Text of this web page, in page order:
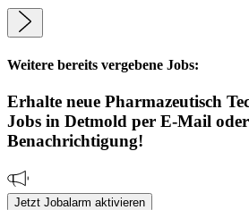
Weitere bereits vergebene Jobs:
Erhalte neue Pharmazeutisch
Jobs in Detmold per E-Mail
Benachrichtigung!
Jetzt Jobalarm aktivieren